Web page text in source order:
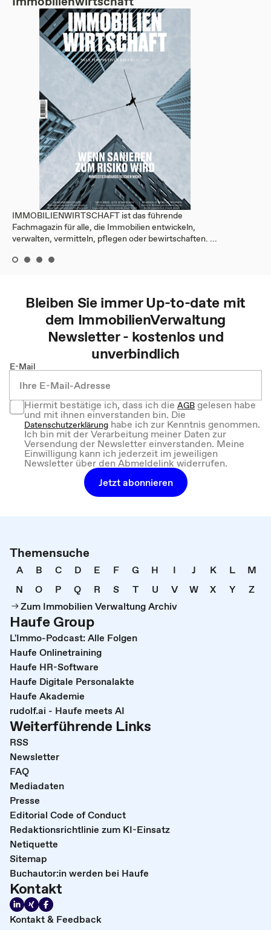
IMMOBILIENWIRTSCHAFT ist das führende
Fachmagazin für alle, die Immobilien entwickeln,
verwalten, vermitteln, pflegen oder bewirtschaften. ...
Bleiben Sie immer Up-to-date mit
dem ImmobilienVerwaltung
Newsletter - kostenlos und
unverbindlich
E-Mail
Hiermit bestätige ich, dass ich dieAGBgelesen habe
und mit ihnen einverstanden bin. Die
Datenschutzerklärung habe ich zur Kenntnis genommen.
Ich bin mit der Verarbeitung meiner Daten zur
Versendung der Newsletter einverstanden. Meine
Einwilligung kann ich jederzeit im jeweiligen
Newsletter über den Abmeldelink widerrufen.
Jetzt abonnieren
Themensuche
A B C D E F G H I J K L
M
N
O P Q R S T U V W X Y
Z
Zum Immobilien Verwaltung Archiv
Haufe Group
L'Immo-Podcast: Alle Folgen
Haufe Onlinetraining
Haufe HR-Software
Haufe Digitale Personalakte
Haufe Akademie
rudolf.ai - Haufe meets AI
Weiterführende Links
RSS
Newsletter
FAQ
Mediadaten
Presse
Editorial Code of Conduct
Redaktionsrichtlinie zum KI-Einsatz
Netiquette
Sitemap
Buchautor:in werden bei Haufe
Kontakt
Kontakt & Feedback